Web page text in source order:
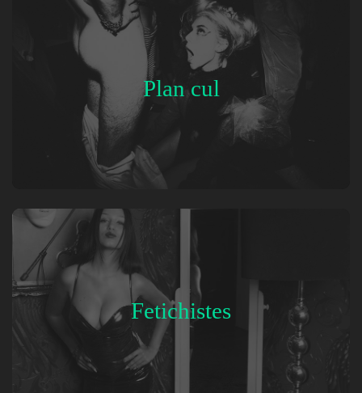
Plan cul
Fetichistes